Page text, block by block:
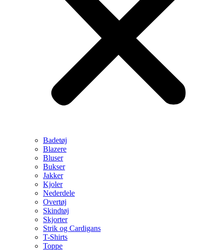
Badetøj
Blazere
Bluser
Bukser
Jakker
Kjoler
Nederdele
Overtøj
Skindtøj
Skjorter
Strik og Cardigans
T-Shirts
Toppe